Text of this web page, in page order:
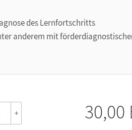
des Lernfortschritts
anderem mit
+ 30,00